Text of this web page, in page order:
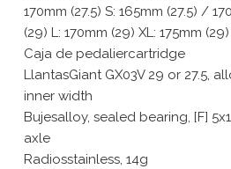
170mm (27.5) S: 165mm (27.5) /
(29) L: 170mm (29) XL: 175mm
Caja de pedaliercartridge
LlantasGiant GX03V 29 or 27.5,
inner width
Bujesalloy, sealed bearing, [F]
axle
Radiosstainless, 14g